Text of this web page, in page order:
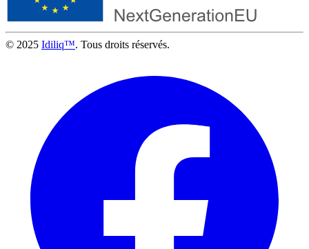
© 2025 Idiliq™. Tous droits réservés.